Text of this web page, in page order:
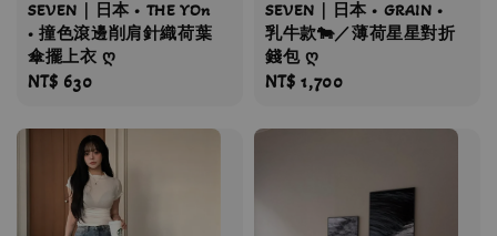
SEVEN｜日本 • THE YOn
• 撞色滾邊削肩針織荷葉
傘擺上衣 ღ
Regular
NT$ 630
SEVEN｜日本 • GRAIN •
乳牛款🐄／薄荷星星對折
錢包 ღ
Regular
NT$ 1,700